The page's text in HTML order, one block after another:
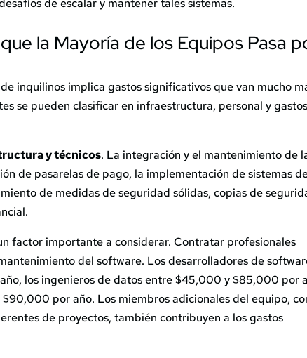
la Mayoría de los Equipos Pasa
inquilinos implica gastos significativos que van mucho
se pueden clasificar en infraestructura, personal y
y técnicos. La integración y el mantenimiento de
de pasarelas de pago, la implementación de sistemas
de medidas de seguridad sólidas, copias de
factor importante a considerar. Contratar profesionales
del software. Los desarrolladores de
los ingenieros de datos entre $45,000 y $85,000 por
por año. Los miembros adicionales del equipo,
de proyectos, también contribuyen a los gastos